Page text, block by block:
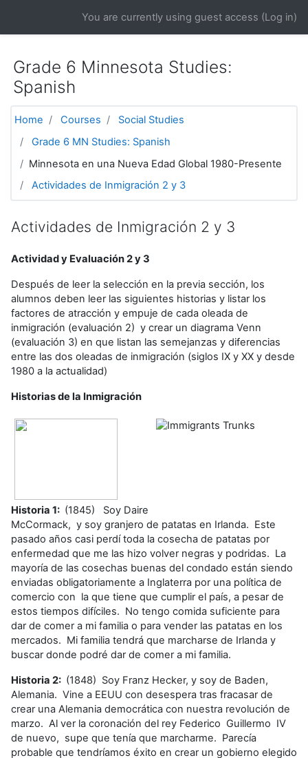
You are currently using guest access (Log in)
Grade 6 Minnesota Studies:
Spanish
Home Courses
Social Studies
Grade 6 MN Studies: Spanish
Minnesota en una Nueva Edad Global 1980-Presente
Actividades de Inmigración 2 y 3
Actividades de Inmigración 2 y 3
Actividad y Evaluación 2 y 3
Después de leer la selección en la previa sección, los
alumnos deben leer las siguientes historias y listar los
factores de atracción y empuje de cada oleada de
inmigración (evaluación 2) y crear un diagrama Venn
(evaluación 3) en que listan las semejanzas y diferencias
entre las dos oleadas de inmigración (siglos IX y XX y desde
1980 a la actualidad)
Historias de la Inmigración
Historia 1: (1845) Soy Daire
McCormack, y soy granjero de patatas en Irlanda. Este
pasado años casi perdí toda la cosecha de patatas por
enfermedad que me las hizo volver negras y podridas. La
mayoría de las cosechas buenas del condado están siendo
enviadas obligatoriamente a Inglaterra por una política de
comercio con la que tiene que cumplir el país, a pesar de
estos tiempos difíciles. No tengo comida suficiente para
dar de comer a mi familia o para vender las patatas en los
mercados. Mi familia tendrá que marcharse de Irlanda y
buscar donde podré dar de comer a mi familia.
Historia 2: (1848) Soy Franz Hecker, y soy de Baden,
Alemania. Vine a EEUU con desespera tras fracasar de
crear una Alemania democrática con nuestra revolución de
marzo. Al ver la coronación del rey Federico Guillermo IV
de nuevo, supe que tenía que marcharme. Parecía
probable que tendríamos éxito en crear un gobierno elegido